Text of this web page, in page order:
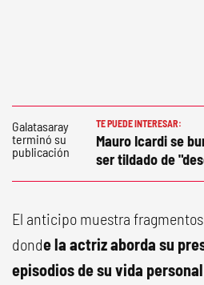
TE PUEDE INTERESAR:
Mauro Icardi se
ser tildado de
El anticipo muestra
donde la actriz aborda su
episodios de su vida